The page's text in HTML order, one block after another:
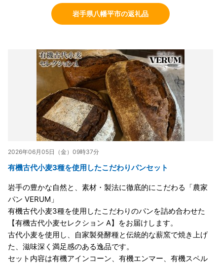
岩手県八幡平市の返礼品
2026年06月05日（金）09時37分
有機古代小麦3種を使用したこだわりパンセット
岩手の豊かな自然と、素材・製法に徹底的にこだわる「農家
パン VERUM」
有機古代小麦3種を使用したこだわりのパンを詰め合わせた
【有機古代小麦セレクション A】をお届けします。
古代小麦を使用し、自家製発酵種と伝統的な薪窯で焼き上げ
た、滋味深く満足感のある逸品です。
セット内容は有機アインコーン、有機エンマー、有機スペル